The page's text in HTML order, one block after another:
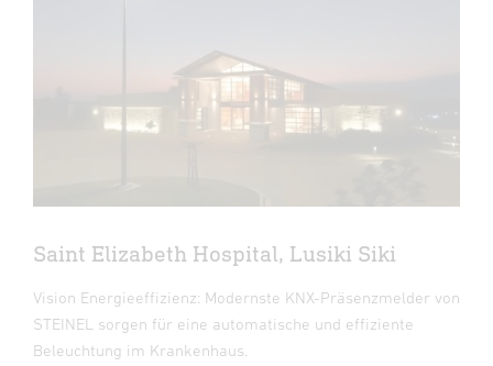
Saint Elizabeth Hospital, Lusiki Siki
Vision Energieeffizienz: Modernste KNX-Präsenzmelder von
STEINEL sorgen für eine automatische und effiziente
Beleuchtung im Krankenhaus.